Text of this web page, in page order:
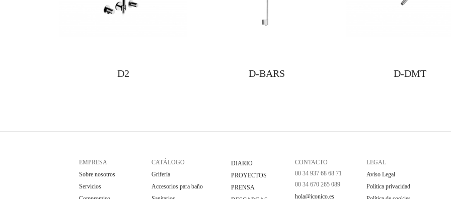
D2 D-BARS D-DMT
EMPRESA
Sobre nosotros
Servicios
CATÁLOGO
Grifería
Accesorios para baño
DIARIO
PROYECTOS
PRENSA
CONTACTO
00 34 937 68 68 71
00 34 670 265 089
hola@iconico.es
LEGAL
Aviso Legal
Política privacidad